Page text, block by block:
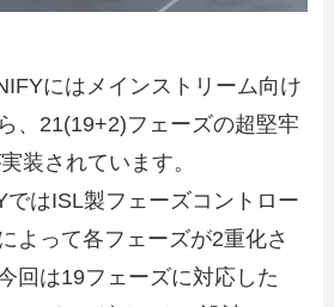
にはメインストリーム向け
、21(19+2)フェーズの超堅牢
装されています。
ではISL製フェーズコントロー
よって各フェーズが2重化さ
回は19フェーズに対応した